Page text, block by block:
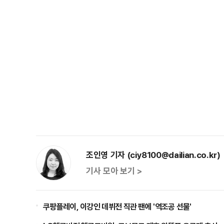
조인영 기자 (ciy8100@dailian.co.kr)
기사 모아 보기 >
쿠팡플레이, 이강인 데뷔전 직관 팬에 '역조공 선물'